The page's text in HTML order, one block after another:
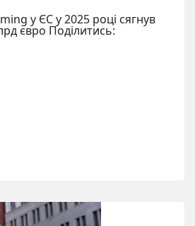
у ЄС у 2025 році сягнув
євро Поділитись: